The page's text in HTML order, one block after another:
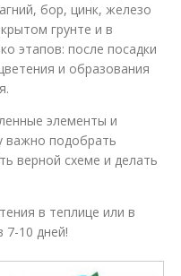
бор, цинк, железо
грунте и в
этапов: после посадки
и образования
элементы и
важно подобрать
верной схеме и делать
в теплице или в
7-10 дней!